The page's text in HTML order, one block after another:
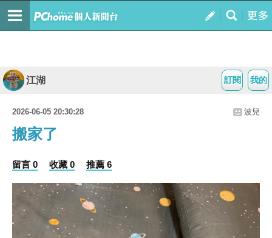
我的
訂閱
江湖
2026-06-05 20:30:28 波兒
搬家了
留言 0 收藏 0 推薦 6